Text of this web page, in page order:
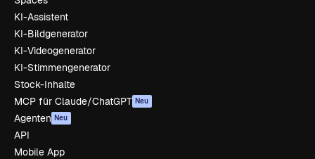
KI-Assistent
KI-Bildgenerator
KI-Videogenerator
KI-Stimmengenerator
Stock-Inhalte
MCP für Claude/ChatGPT Neu
Agenten Neu
API
Mobile App